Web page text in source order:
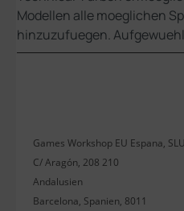
Modellen alle moeglichen
hinzuzufuegen.
Games Workshop EU Espana, SLU
C/ Aragón, 208 210
Andalusien
Barcelona, Spanien, 8011